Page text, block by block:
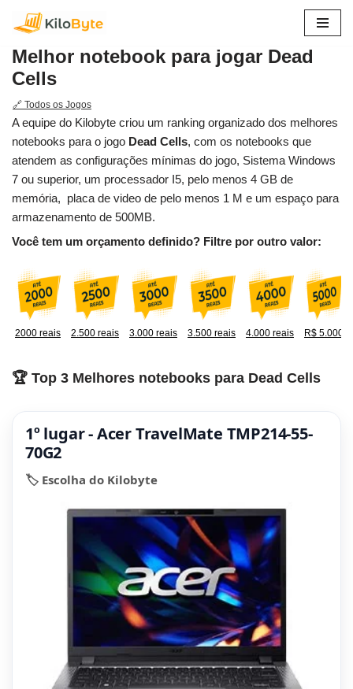
para
o
conteúdo
Melhor notebook para jogar Dead
Cells
🔗 Todos os Jogos
A equipe do Kilobyte criou um ranking organizado dos melhores
notebooks para o jogo Dead Cells, com os notebooks que
atendem as configurações mínimas do jogo, Sistema Windows
7 ou superior, um processador I5, pelo menos 4 GB de
memória, placa de video de pelo menos 1 M e um espaço para
armazenamento de 500MB.
Você tem um orçamento definido? Filtre por outro valor:
2000 reais 2.500 reais 3.000 reais 3.500 reais 4.000 reais R$ 5.000
🏆 Top 3 Melhores notebooks para Dead Cells
1º lugar - Acer TravelMate TMP214-55-
70G2
🏷️ Escolha do Kilobyte